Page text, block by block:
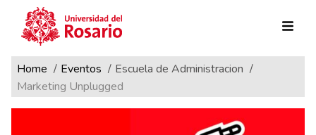
Pasar al contenido principal
Ruta de navegación
Home Eventos
Escuela de Administracion
Marketing Unplugged